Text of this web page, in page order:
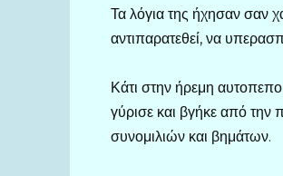
Τα λόγια της ήχησαν σαν
αντιπαρατεθεί, να
Κάτι στην ήρεμη
γύρισε και βγήκε από την
συνομιλιών και βημάτων.